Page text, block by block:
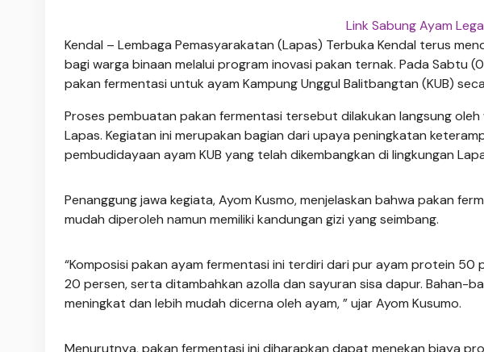
Link Sabung Ayam
Kendal – Lembaga Pemasyarakatan (Lapas) Terbuka Kendal terus
bagi warga binaan melalui program inovasi pakan ternak. Pada Sabtu
pakan fermentasi untuk ayam Kampung Unggul Balitbangtan (KUB)
Proses pembuatan pakan fermentasi tersebut dilakukan langsung
Lapas. Kegiatan ini merupakan bagian dari upaya peningkatan
pembudidayaan ayam KUB yang telah dikembangkan di lingkungan
Penanggung jawa kegiata, Ayom Kusmo, menjelaskan bahwa pakan
mudah diperoleh namun memiliki kandungan gizi yang seimbang.
“Komposisi pakan ayam fermentasi ini terdiri dari pur ayam protein
20 persen, serta ditambahkan azolla dan sayuran sisa dapur. Bahan-
meningkat dan lebih mudah dicerna oleh ayam, ” ujar Ayom Kusumo.
Menurutnya, pakan fermentasi ini diharapkan dapat menekan biaya